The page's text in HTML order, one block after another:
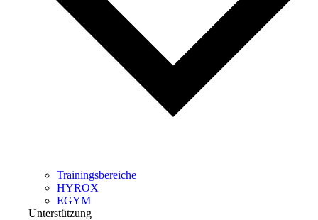
Trainingsbereiche
HYROX
EGYM
Unterstützung